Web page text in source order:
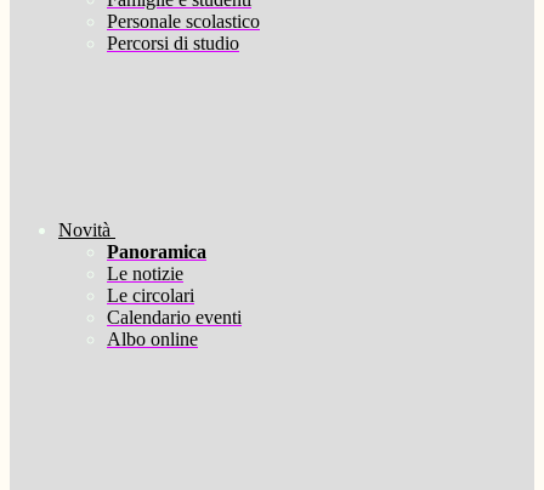
Personale scolastico
Percorsi di studio
Novità
Panoramica
Le notizie
Le circolari
Calendario eventi
Albo online